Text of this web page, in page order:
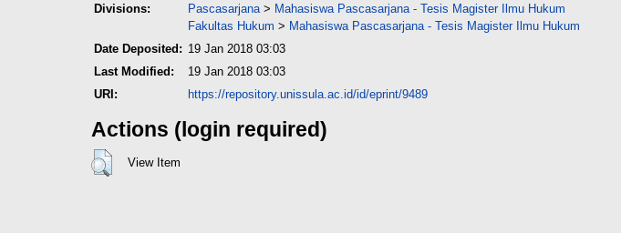
Divisions:
Pascasarjana> Mahasiswa Pascasarjana - Tesis Magister Ilmu Hukum
Fakultas Hukum > Mahasiswa Pascasarjana - Tesis Magister Ilmu Hukum
Date Deposited: 19 Jan 2018 03:03
Last Modified:
19 Jan 2018 03:03
URI:
https://repository.unissula.ac.id/id/eprint/9489
Actions (login required)
View Item